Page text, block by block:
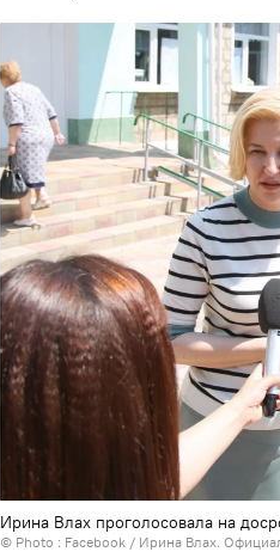
Ирина Влах проголосовала на
© Photo : Facebook / Ирина Влах.